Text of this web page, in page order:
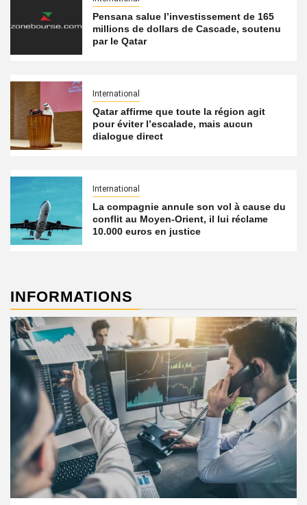
Pensana salue l’investissement de 165
millions de dollars de Cascade, soutenu
par le Qatar
International
Qatar affirme que toute la région agit
pour éviter l’escalade, mais aucun
dialogue direct
International
La compagnie annule son vol à cause du
conflit au Moyen-Orient, il lui réclame
10.000 euros en justice
INFORMATIONS